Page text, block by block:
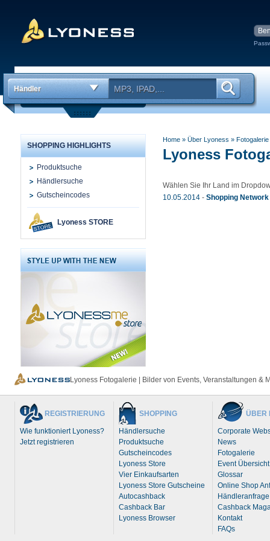
Händler
SHOPPING HIGHLIGHTS
Produktsuche
Händlersuche
Gutscheincodes
Lyoness STORE
Home » Über Lyoness »Fotogalerie
Lyoness
Wählen Sie Ihr Land im
10.05.2014 -Shopping
Lyoness Fotogalerie | Bilder von Events, Veranstaltungen &
REGISTRIERUNG
Wie funktioniert Lyoness?
Jetzt registrieren
SHOPPING
Händlersuche
Produktsuche
Gutscheincodes
Lyoness Store
Vier Einkaufsarten
Lyoness Store Gutscheine
Autocashback
Cashback Bar
Lyoness Browser
ÜBER
Corporate
News
Fotogalerie
Event Übersicht
Glossar
Online Shop
Händleranfrage
Cashback
Kontakt
FAQs